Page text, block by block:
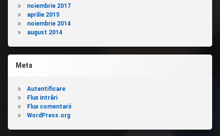
noiembrie 2017
aprilie 2015
noiembrie 2014
august 2014
Meta
Autentificare
Flux intrări
Flux comentarii
WordPress.org